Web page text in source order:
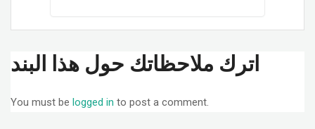
اترك ملاحظاتك حول هذا البند
You must be logged in to post a comment.